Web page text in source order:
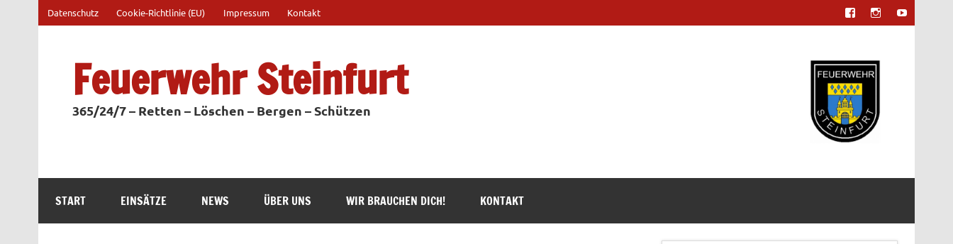
springen
Datenschutz Cookie-Richtlinie (EU) Impressum Kontakt
Feuerwehr Steinfurt
365/24/7 – Retten – Löschen – Bergen – Schützen
START EINSÄTZE NEWS ÜBER UNS WIR BRAUCHEN DICH! KONTAKT